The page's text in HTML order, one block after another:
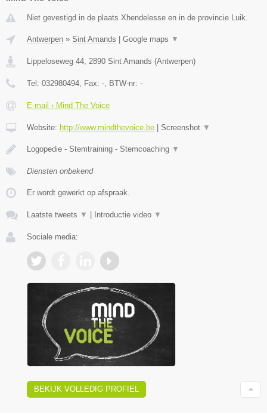
Niet gevestigd in de plaats Xhendelesse en in de provincie Luik.
Antwerpen » Sint Amands | Google maps ▼
Lippeloseweg 44 2890 Sint Amands (Antwerpen)
Tel: 032980494 , Fax: - , BTW-nr: -
E-mail › Mind The Voice
Website: http://www.mindthevoice.be | Screenshot ▼
Logopedie - Stemtraining - Stemcoaching ▼
Diensten onbekend
Er wordt gewerkt op afspraak.
Laatste tweets ▼ | Introductie video ▼
Sociale media:
BEKIJK VOLLEDIG PROFIEL